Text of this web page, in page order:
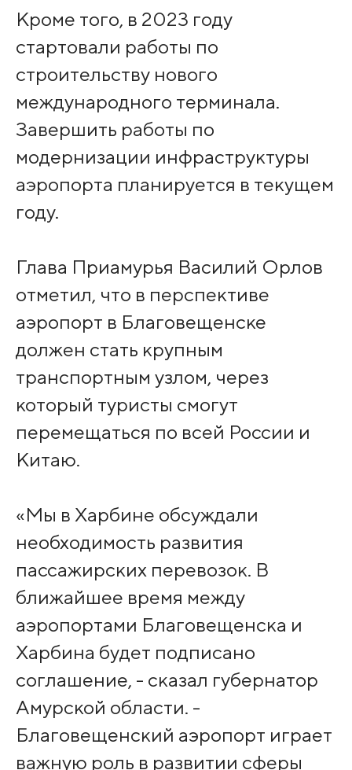
Кроме того, в 2023 году
стартовали работы по
строительству нового
международного терминала.
Завершить работы по
модернизации инфраструктуры
аэропорта планируется в текущем
году.
Глава Приамурья Василий Орлов
отметил, что в перспективе
аэропорт в Благовещенске
должен стать крупным
транспортным узлом, через
который туристы смогут
перемещаться по всей России и
Китаю.
«Мы в Харбине обсуждали
необходимость развития
пассажирских перевозок. В
ближайшее время между
аэропортами Благовещенска и
Харбина будет подписано
соглашение, - сказал губернатор
Амурской области. -
Благовещенский аэропорт играет
важную роль в развитии сферы